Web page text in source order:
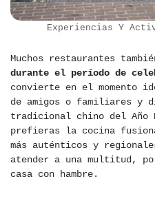
Experiencias Y
Muchos restaurantes
durante el período de
convierte en el momento
de amigos o familiares y
tradicional chino del Año
prefieras la cocina
más auténticos y
atender a una multitud,
casa con hambre.